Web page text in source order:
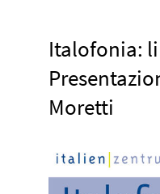
Italofonia:
Moretti